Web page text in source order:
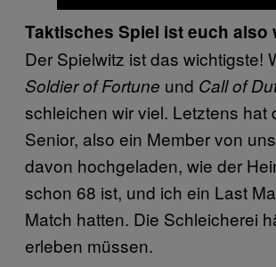
Taktisches Spiel ist euch also
Der Spielwitz ist das wichtigste!
Soldier of Fortune und Call of
schleichen wir viel. Letztens hat
Senior, also ein Member von
davon hochgeladen, wie der
schon 68 ist, und ich ein Last
Match hatten. Die Schleicherei
erleben müssen.